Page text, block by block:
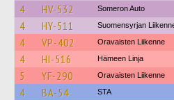
4 HV-532 Someron Auto
4 HY-511 Suomensyrjan
4 VP-402 Oravaisten Liikenne
4 HI-516 Hämeen Linja
5 YF-290 Oravaisten Liikenne
4 BA-54 STA